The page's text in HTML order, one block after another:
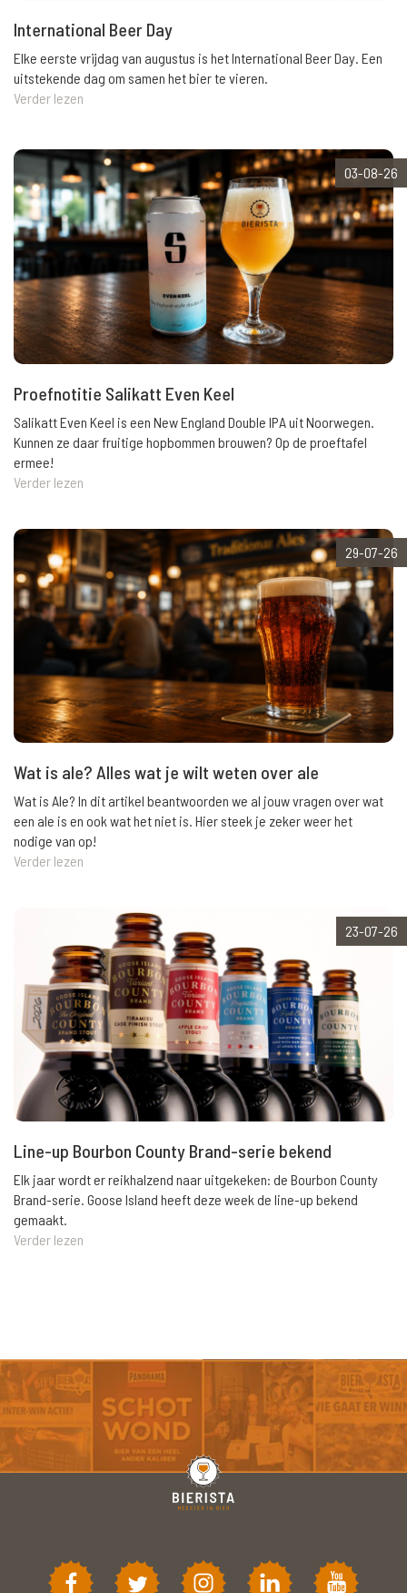
International Beer Day
Elke eerste vrijdag van augustus is het International Beer Day. Een
uitstekende dag om samen het bier te vieren.
Verder lezen
03-08-26
Proefnotitie Salikatt Even Keel
Salikatt Even Keel is een New England Double IPA uit Noorwegen.
Kunnen ze daar fruitige hopbommen brouwen? Op de proeftafel
ermee!
Verder lezen
29-07-26
Wat is ale? Alles wat je wilt weten over ale
Wat is Ale? In dit artikel beantwoorden we al jouw vragen over wat
een ale is en ook wat het niet is. Hier steek je zeker weer het
nodige van op!
Verder lezen
23-07-26
Line-up Bourbon County Brand-serie bekend
Elk jaar wordt er reikhalzend naar uitgekeken: de Bourbon County
Brand-serie. Goose Island heeft deze week de line-up bekend
gemaakt.
Verder lezen